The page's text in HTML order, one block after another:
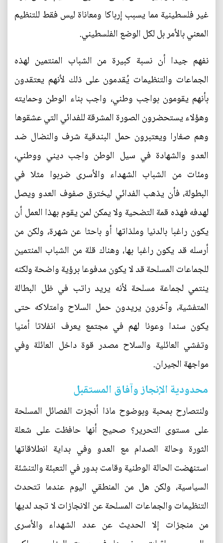
غير فلسطينية مما يسبب إرباكا ومعاناة ليس فقط للتنظيم
المعني بالأمر بل لكل الوضع الفلسطيني.
نفهم جيدا أن نسبة كبيرة من الشباب المنتمين لهذه
الجماعات والتنظيمات يُقدمون على ذلك لأنهم يعتقدون
بأنهم يقومون بواجب وطني، واجب بناء الوطن وحمايته
وهؤلاء يستحضرون الصورة المشرقة للفدائي التي عشقوها
وهم صغارا ويعتبرون حمل البندقية شرف والنضال ضد
العدو والشهادة في سيل الوطن واجب ديني ووطني،
ومئات من الشباب الشهداء والأسرى ضربوا مثلا في
البطولة، فأن يذهب الفدائي ليخترق صفوف العدو ويصل
لهدفه فهذه قمة التضحية ولا يمكن لمن يقوم بهذا العمل أن
يكون راغبا بالدنيا وملذاتها أو باحثا عن شهرة، ولكن من
أرسله قد يكون راغبا بها، وهناك قلة من الشباب المنتمين
للجماعات المسلحة قد لا يكون مدفوعا برؤية واضحة ولكنه
ينتمي لجماعة مسلحة لأنه يريد راتب في ظل البطالة
المتفشية، وآخرون يريدون حمل السلاح وامتلاكه حتى
يكون سندا وعونا لهم في مجتمع يعرف انفلاتا أمنيا
وتفشي العائلية والسلاح مصدر قوة داخل العائلة وفي
مواجهة الجيران.
محدودية الإنجاز وآفاق المستقبل
ولنتصارح بمحبة وبوضوح ماذا أنجزت الفصائل المسلحة
على مستوى التحرير؟ صحيح أنها حافظت على شعلة
الثورة وحالة الصدام مع العدو وفي بداية انطلاقاتها
استنهضت الحالة الوطنية وقامت بدور في التعبئة والتنشئة
السياسية، ولكن هل من المنطقي اليوم عندما تتحدث
التنظيمات والجماعات المسلحة عن الانجازات لا تجد لديها
من منجزات إلا الحديث عن عدد الشهداء والأسرى